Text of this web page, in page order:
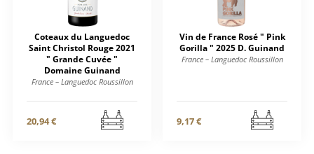
Coteaux du Languedoc
Saint Christol Rouge 2021
" Grande Cuvée "
Domaine Guinand
France – Languedoc Roussillon
20,94 €
Vin de France Rosé " Pink
Gorilla " 2025 D. Guinand
France – Languedoc Roussillon
9,17 €